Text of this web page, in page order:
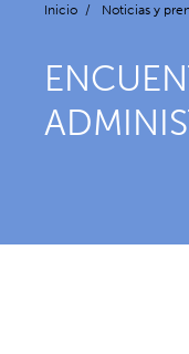
Inicio / Noticias y